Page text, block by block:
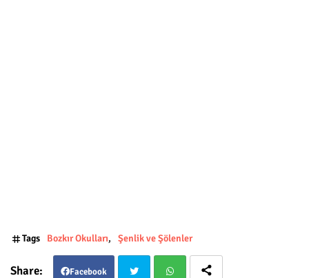
Tags Bozkır Okulları Şenlik ve Şölenler
Facebook